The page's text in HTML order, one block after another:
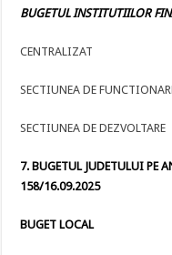
BUGETUL INSTITUTIILOR
CENTRALIZAT
SECTIUNEA DE
SECTIUNEA DE DEZVOLTARE
7. BUGETUL JUDETULUI PE
158/16.09.2025
BUGET LOCAL